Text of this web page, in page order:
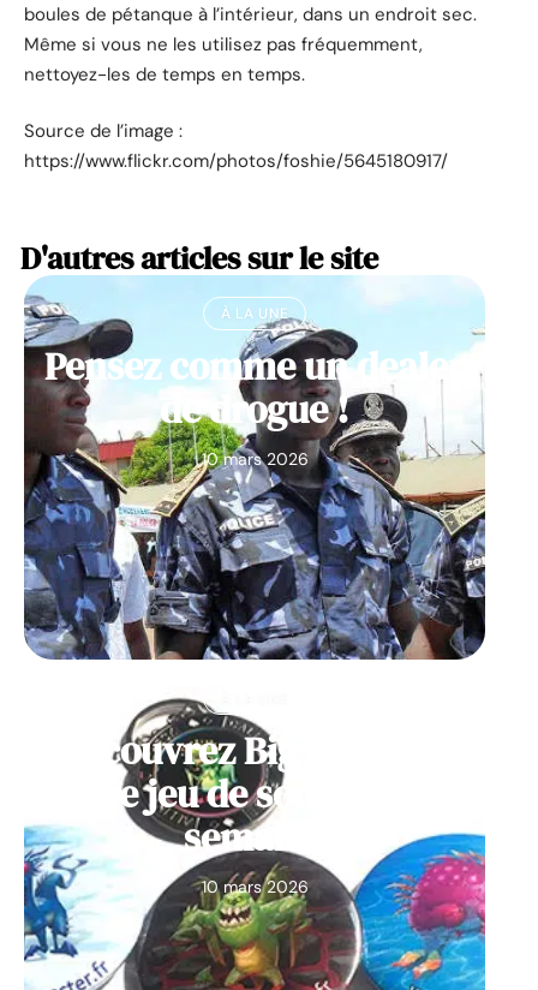
boules de pétanque à l’intérieur, dans un endroit sec.
Même si vous ne les utilisez pas fréquemment,
nettoyez-les de temps en temps.
Source de l’image :
https://www.flickr.com/photos/foshie/5645180917/
D'autres articles sur le site
À LA UNE
Pensez comme un dealer
de drogue !
10 mars 2026
Découvrez Big Monster,
notre jeu de société de la
semaine
10 mars 2026